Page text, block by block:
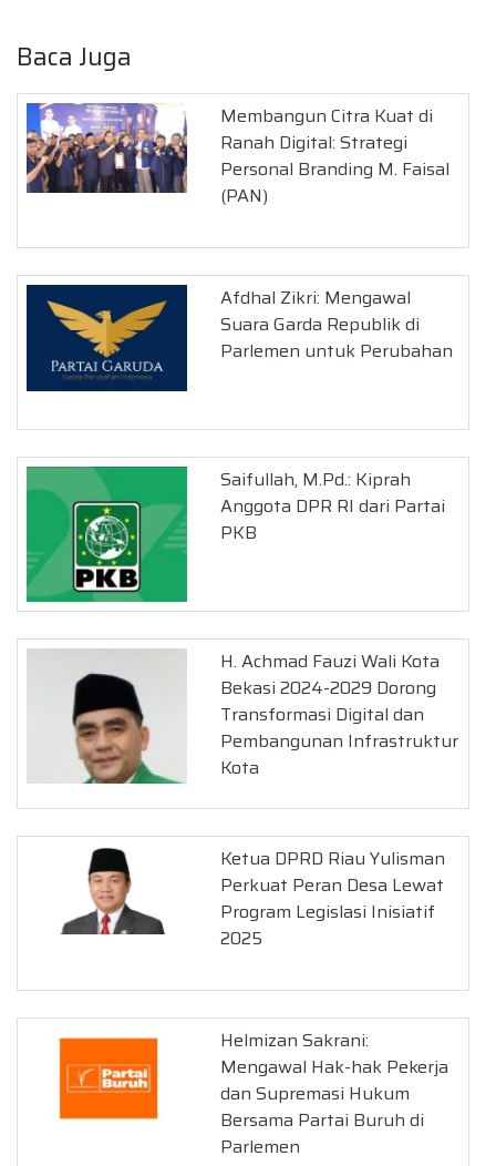
Baca Juga
Membangun Citra Kuat di
Ranah Digital: Strategi
Personal Branding M. Faisal
(PAN)
Afdhal Zikri: Mengawal
Suara Garda Republik di
Parlemen untuk Perubahan
Saifullah, M.Pd.: Kiprah
Anggota DPR RI dari Partai
PKB
H. Achmad Fauzi Wali Kota
Bekasi 2024-2029 Dorong
Transformasi Digital dan
Pembangunan Infrastruktur
Kota
Ketua DPRD Riau Yulisman
Perkuat Peran Desa Lewat
Program Legislasi Inisiatif
2025
Helmizan Sakrani:
Mengawal Hak-hak Pekerja
dan Supremasi Hukum
Bersama Partai Buruh di
Parlemen